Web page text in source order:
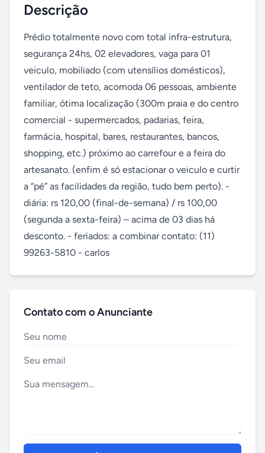
Descrição
Prédio totalmente novo com total infra-estrutura,
segurança 24hs, 02 elevadores, vaga para 01
veiculo, mobiliado (com utensílios domésticos),
ventilador de teto, acomoda 06 pessoas, ambiente
familiar, ótima localização (300m praia e do centro
comercial - supermercados, padarias, feira,
farmácia, hospital, bares, restaurantes, bancos,
shopping, etc.) próximo ao carrefour e a feira do
artesanato. (enfim é só estacionar o veiculo e curtir
a “pé” as facilidades da região, tudo bem perto). -
diária: rs 120,00 (final-de-semana) / rs 100,00
(segunda a sexta-feira) – acima de 03 dias há
desconto. - feriados: a combinar contato: (11)
99263-5810 - carlos
Contato com o Anunciante